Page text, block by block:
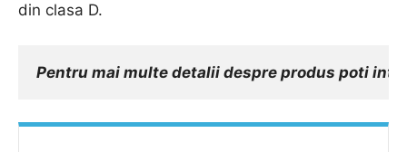
din clasa D.
Pentru mai multe detalii despre produs poti